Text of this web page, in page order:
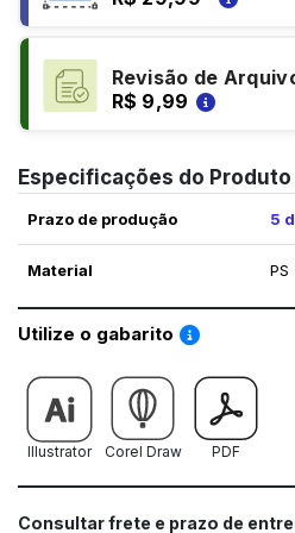
Revisão de
R$ 9,99
Especificações do Produto
Prazo de produção 5
Material
Utilize o gabarito Saiba como
Illustrator Corel Draw PDF
Consultar frete e prazo de